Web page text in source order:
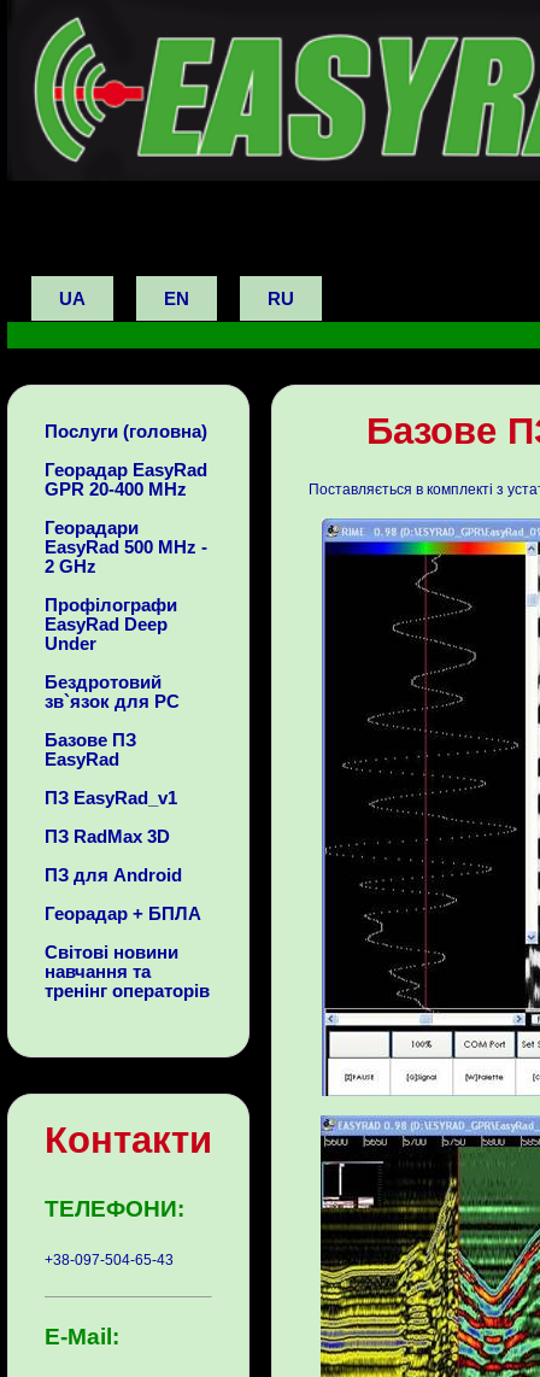
UA EN RU
Послуги (головна)
Георадар EasyRad
GPR 20-400 MHz
Георадари
EasyRad 500 MHz -
2 GHz
Профілографи
EasyRad Deep
Under
Бездротовий
зв`язок для PC
Базове ПЗ
EasyRad
ПЗ EasyRad_v1
ПЗ RadMax 3D
ПЗ для Android
Георадар + БПЛА
Світові новини
навчання та
тренінг операторів
Контакти
ТЕЛЕФОНИ:
+38-097-504-65-43
E-Mail:
Базове
Поставляється в комплекті з